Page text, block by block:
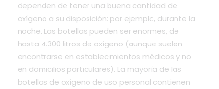
dependen de tener una buena cantidad de
oxígeno a su disposición: por ejemplo, durante la
noche. Las botellas pueden ser enormes, de
hasta 4.300 litros de oxígeno (aunque suelen
encontrarse en establecimientos médicos y no
en domicilios particulares). La mayoría de las
botellas de oxígeno de uso personal contienen